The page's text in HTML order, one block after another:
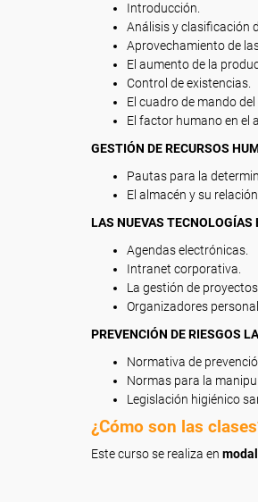
Introducción.
Análisis y clasificación
Aprovechamiento de
El aumento de la
Control de existencias.
El cuadro de mando del
El factor humano en el
GESTIÓN DE RECURSOS
Pautas para la
El almacén y su
LAS NUEVAS TECNOLOGÍAS
Agendas electrónicas.
Intranet corporativa.
La gestión de
Organizadores
PREVENCIÓN DE RIESGOS
Normativa de
Normas para la
Legislación higiénico
¿Cómo son las
Este curso se realiza en